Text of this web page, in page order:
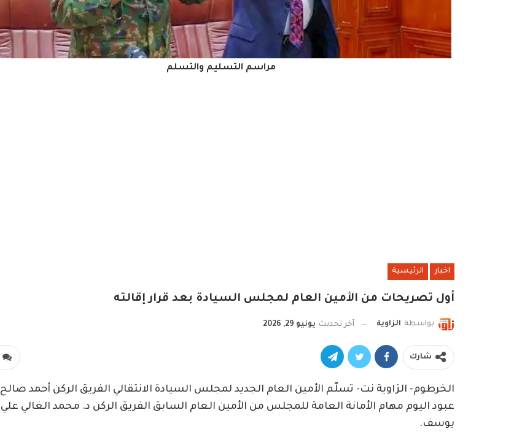
مراسم التسليم والتسلم
اخبار الرئيسية
أول تصريحات من الأمين العام لمجلس السيادة بعد قرار إقالته
بواسطة الزاوية آخر تحديث يونيو 29, 2026
شارك
الخرطوم- الزاوية نت- تسلّم الأمين العام الجديد لمجلس السيادة الانتقالي الفريق الركن أحمد صالح
عبود اليوم مهام الأمانة العامة للمجلس من الأمين العام السابق الفريق الركن د. محمد الغالي علي
يوسف.